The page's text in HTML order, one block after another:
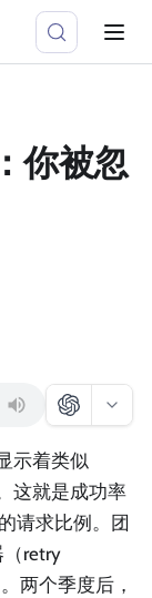
你被忽
示着类似
这就是成功率
请求比例。团
（retry
两个季度后，